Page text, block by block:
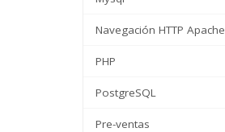
Navegación HTTP Apache
PHP
PostgreSQL
Pre-ventas